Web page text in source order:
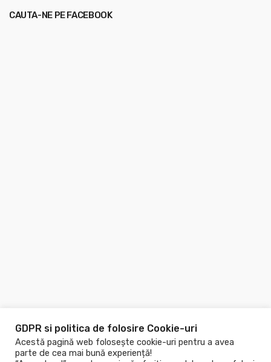
CAUTA-NE PE FACEBOOK
GDPR si politica de folosire Cookie-uri
Acestă pagină web folosește cookie-uri pentru a avea
parte de cea mai bună experiență!